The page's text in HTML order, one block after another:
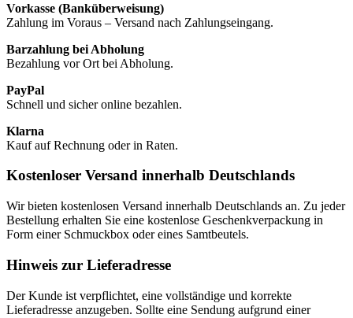
Vorkasse (Banküberweisung)
Zahlung im Voraus – Versand nach Zahlungseingang.
Barzahlung bei Abholung
Bezahlung vor Ort bei Abholung.
PayPal
Schnell und sicher online bezahlen.
Klarna
Kauf auf Rechnung oder in Raten.
Kostenloser Versand innerhalb Deutschlands
Wir bieten kostenlosen Versand innerhalb Deutschlands an. Zu jeder
Bestellung erhalten Sie eine kostenlose Geschenkverpackung in
Form einer Schmuckbox oder eines Samtbeutels.
Hinweis zur Lieferadresse
Der Kunde ist verpflichtet, eine vollständige und korrekte
Lieferadresse anzugeben. Sollte eine Sendung aufgrund einer